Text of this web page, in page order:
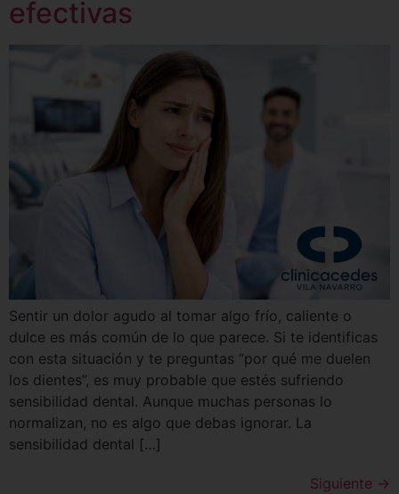
efectivas
Sentir un dolor agudo al tomar algo frío, caliente o
dulce es más común de lo que parece. Si te identificas
con esta situación y te preguntas “por qué me duelen
los dientes”, es muy probable que estés sufriendo
sensibilidad dental. Aunque muchas personas lo
normalizan, no es algo que debas ignorar. La
sensibilidad dental […]
Siguiente →